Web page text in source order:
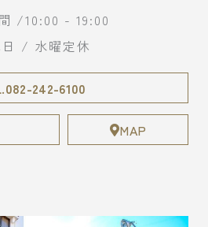
/10:00 - 19:00
日 / 水曜定休
242-6100
MAP